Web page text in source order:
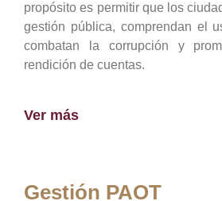
propósito es permitir que los
gestión pública, comprendan el
combatan la corrupción y
rendición de cuentas.
Ver más
Gestión PAOT